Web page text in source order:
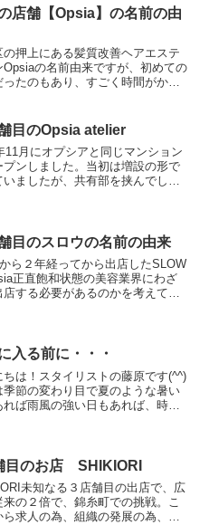
店舗【Opsia】の名前の由
の押上にある髪質改善ヘアエステ
Opsiaの名前由来ですが、初めての
ったのもあり、すごく時間がかか
から造った造語。OPEN→ドアを
瞬間、ここ...
目のOpsia atelier
11月にオプシアと同じマンション
プンしました。当初は増設の形で
いましたが、共有部を挟んでしま
目のスロウの名前の由来
ら２年経ってから出店したSLOW
正直飽和状態の美容業界にわざ
店する必要があるのかを考えて、
...
入る前に・・・
ちは！スタイリストの藤原です(^^)
季節の変わり目で夏のような暑い
れば雨風の強い日もあれば、時期
ホ毛など色々...
目のお店 SHIKIORI
未知なる３店舗目の出店で、広
来の２倍で、錦糸町での挑戦。こ
ら求人の為、組織の発展の為、ス